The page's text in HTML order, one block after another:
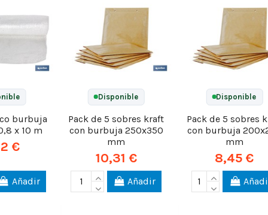
burbuja
x 10 m
€
Añadir
Disponible
Pack de 5 sobres kraft
con burbuja 250x350
mm
10,31 €
Añadir
Disponible
Pack de 5 sobres
con burbuja
mm
8,45 €